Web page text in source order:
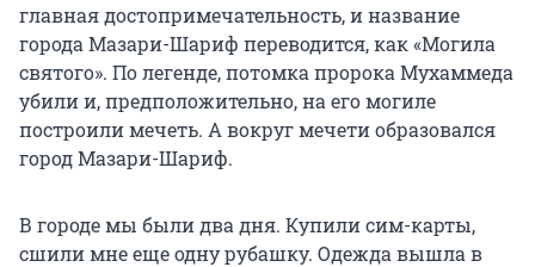
главная достопримечательность, и название
города Мазари-Шариф переводится, как «Могила
святого». По легенде, потомка пророка Мухаммеда
убили и, предположительно, на его могиле
построили мечеть. А вокруг мечети образовался
город Мазари-Шариф.
В городе мы были два дня. Купили сим-карты,
сшили мне еще одну рубашку. Одежда вышла в